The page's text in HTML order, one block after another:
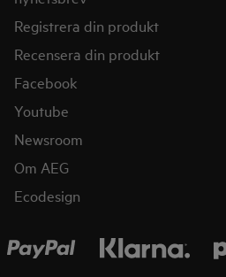
Registrera din produkt
Recensera din produkt
Facebook
Youtube
Newsroom
Om AEG
Ecodesign